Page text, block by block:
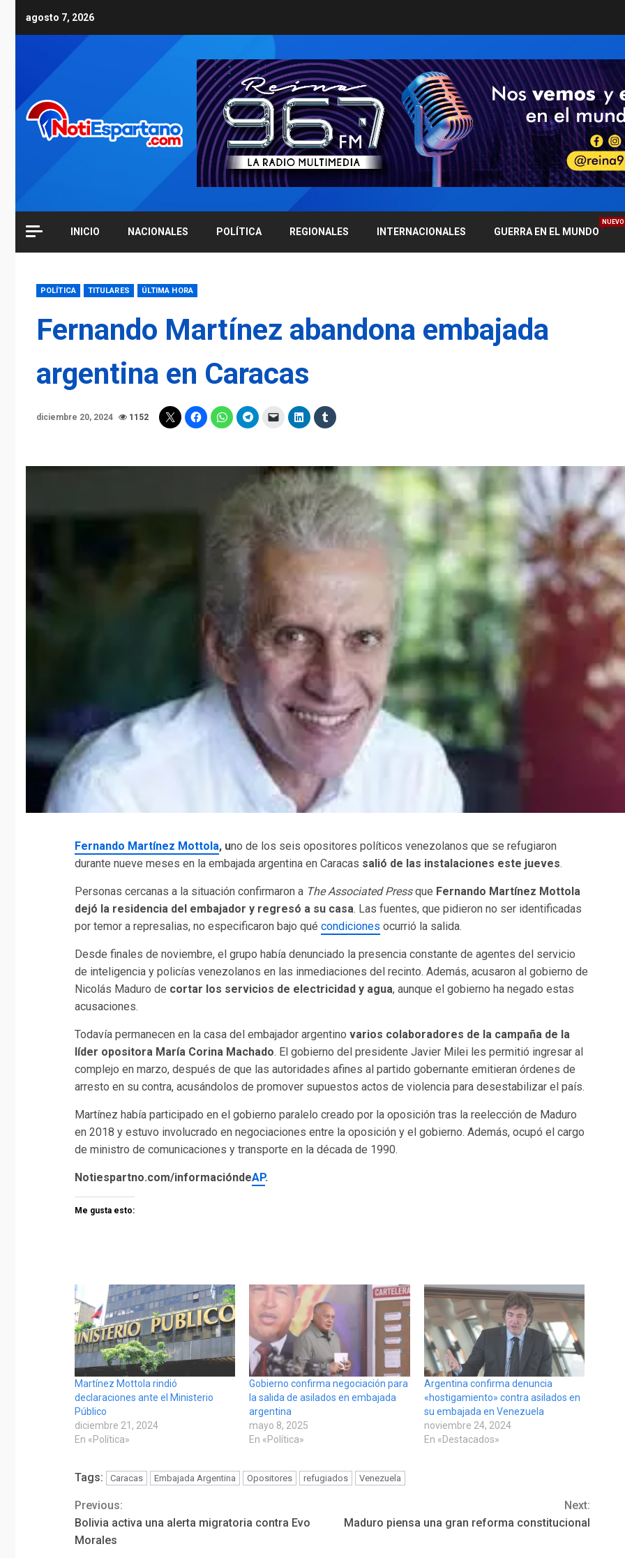
agosto 7, 2026
INICIO NACIONALES POLÍTICA REGIONALES INTERNACIONALES GUERRA EN EL MUNDO
NUEVO
POLÍTICA TITULARES ÚLTIMA HORA
Fernando Martínez abandona embajada
argentina en Caracas
diciembre 20, 2024 1152
Fernando Martínez Mottola, uno de los seis opositores políticos venezolanos que se refugiaron
durante nueve meses en la embajada argentina en Caracas salió de las instalaciones este jueves.
Personas cercanas a la situación confirmaron a The Associated Pressque Fernando Martínez Mottola
dejó la residencia del embajador y regresó a su casa. Las fuentes, que pidieron no ser identificadas
por temor a represalias, no especificaron bajo qué condiciones ocurrió la salida.
Desde finales de noviembre, el grupo había denunciado la presencia constante de agentes del servicio
de inteligencia y policías venezolanos en las inmediaciones del recinto. Además, acusaron al gobierno de
Nicolás Maduro de cortar los servicios de electricidad y agua, aunque el gobierno ha negado estas
acusaciones.
Todavía permanecen en la casa del embajador argentino varios colaboradores de la campaña de la
líder opositora María Corina Machado. El gobierno del presidente Javier Milei les permitió ingresar al
complejo en marzo, después de que las autoridades afines al partido gobernante emitieran órdenes de
arresto en su contra, acusándolos de promover supuestos actos de violencia para desestabilizar el país.
Martínez había participado en el gobierno paralelo creado por la oposición tras la reelección de Maduro
en 2018 y estuvo involucrado en negociaciones entre la oposición y el gobierno. Además, ocupó el cargo
de ministro de comunicaciones y transporte en la década de 1990.
Notiespartno.com/informacióndeAP.
Me gusta esto:
Martínez Mottola rindió
declaraciones ante el Ministerio
Público
diciembre 21, 2024
En «Política»
Gobierno confirma negociación para
la salida de asilados en embajada
argentina
mayo 8, 2025
En «Política»
Argentina confirma denuncia
«hostigamiento» contra asilados en
su embajada en Venezuela
noviembre 24, 2024
En «Destacados»
Tags: Caracas Embajada Argentina Opositores refugiados Venezuela
Continue
Reading
Previous:
Bolivia activa una alerta migratoria contra Evo
Morales
Next:
Maduro piensa una gran reforma constitucional